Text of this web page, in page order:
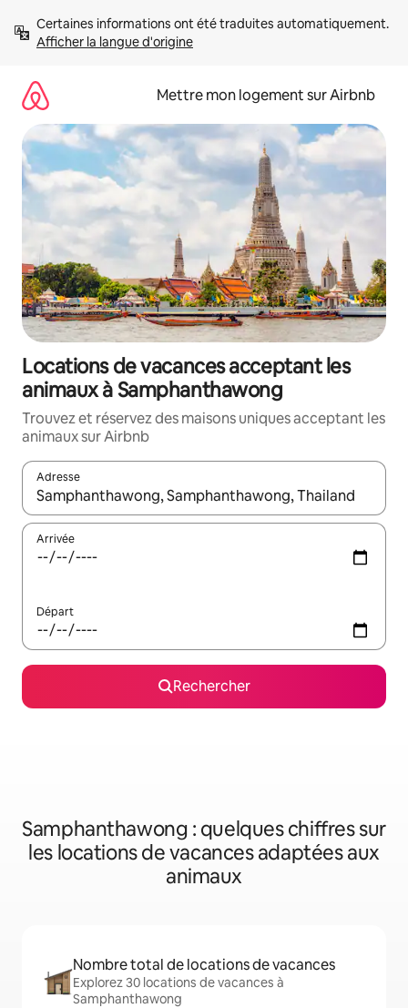
directement
Afficher la langue d'origine
Mettre mon logement sur Airbnb
Locations de vacances acceptant les
animaux à Samphanthawong
Trouvez et réservez des maisons uniques acceptant les
animaux sur Airbnb
Adresse
Lorsque les résultats s'affichent, utilisez les flèches vers le
Arrivée
Départ
Rechercher
Samphanthawong : quelques chiffres sur
les locations de vacances adaptées aux
animaux
Nombre total de locations de vacances
Explorez 30 locations de vacances à
Samphanthawong